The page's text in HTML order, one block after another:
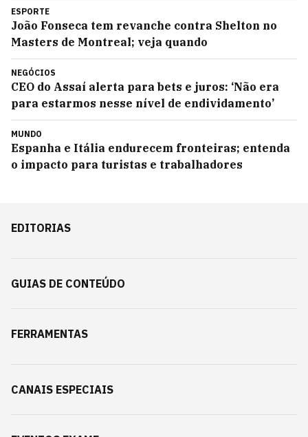
ESPORTE
João Fonseca tem revanche contra Shelton no
Masters de Montreal; veja quando
NEGÓCIOS
CEO do Assaí alerta para bets e juros: ‘Não era
para estarmos nesse nível de endividamento’
MUNDO
Espanha e Itália endurecem fronteiras; entenda
o impacto para turistas e trabalhadores
EDITORIAS
GUIAS DE CONTEÚDO
FERRAMENTAS
CANAIS ESPECIAIS